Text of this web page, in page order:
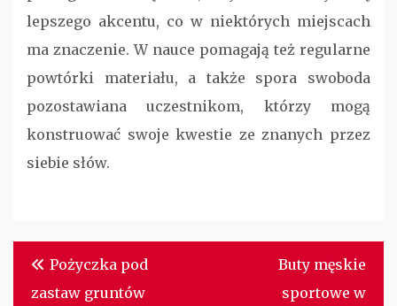
lepszego akcentu, co w niektórych miejscach
ma znaczenie. W nauce pomagają też regularne
powtórki materiału, a także spora swoboda
pozostawiana uczestnikom, którzy mogą
konstruować swoje kwestie ze znanych przez
siebie słów.
Nawigacja
wpisu
Pożyczka pod
zastaw gruntów
Buty męskie
sportowe w